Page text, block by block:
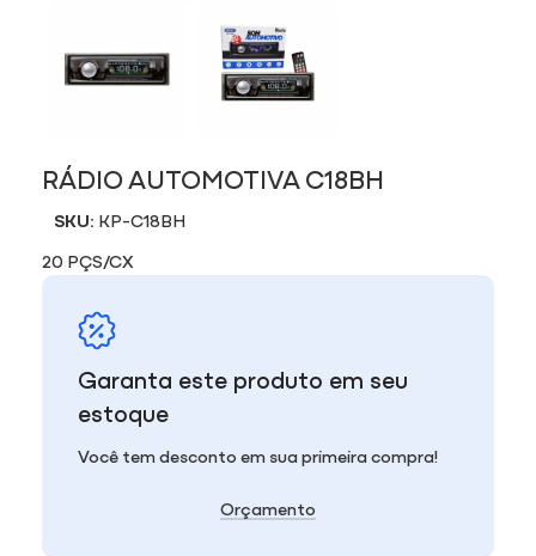
RÁDIO AUTOMOTIVA C18BH
SKU: KP-C18BH
20 PÇS/CX
Garanta este produto em seu
estoque
Você tem desconto em sua primeira compra!
Orçamento